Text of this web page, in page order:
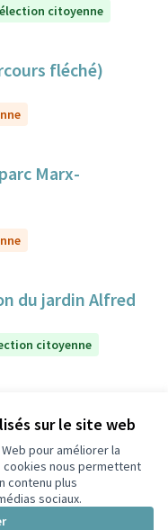
sur le site web
pour améliorer la
cookies nous permettent
contenu plus
sociaux.
citoyenne
fléché)
Marx-
du jardin Alfred
citoyenne
YouTube